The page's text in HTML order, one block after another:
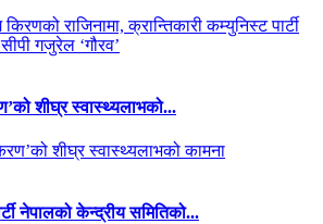
शीघ्र स्वास्थ्यलाभको...
नेपालको केन्द्रीय समितिको...